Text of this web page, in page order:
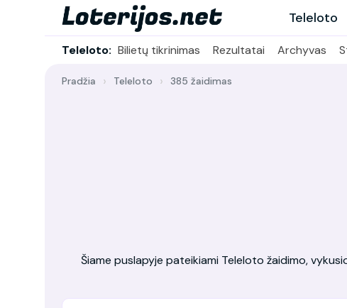
Teleloto
Teleloto: Bilietų tikrinimas Rezultatai Archyvas
Pradžia Teleloto 385 žaidimas
Šiame puslapyje pateikiami Teleloto žaidimo,